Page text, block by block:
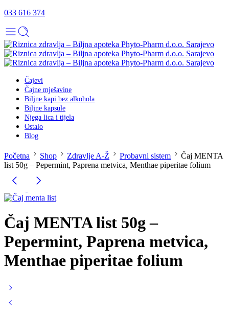
033 616 374
Čajevi
Čajne mješavine
Biljne kapi bez alkohola
Biljne kapsule
Njega lica i tijela
Ostalo
Blog
Početna Shop Zdravlje A-Ž Probavni sistem
Čaj MENTA
list 50g – Pepermint, Paprena metvica, Menthae piperitae folium
Čaj MENTA list 50g –
Pepermint, Paprena metvica,
Menthae piperitae folium